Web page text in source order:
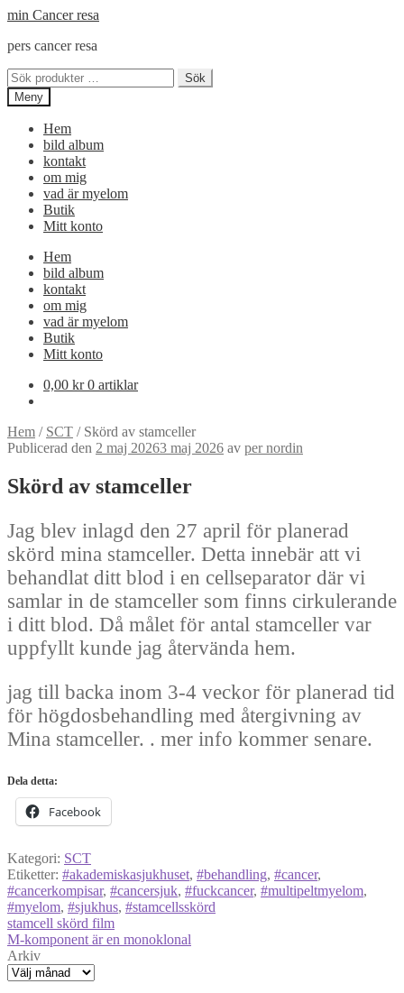
Hoppa
navigering
Hoppa
innehåll
min Cancer resa
pers cancer resa
Sök
efter:
Sök
Meny
Hem
bild album
kontakt
om mig
vad är myelom
Butik
Mitt konto
Hem
bild album
kontakt
om mig
vad är myelom
Butik
Mitt konto
0,00 kr 0 artiklar
Hem / SCT / Skörd av stamceller
Publicerad den 2 maj 20263 maj 2026 av per nordin
Skörd av stamceller
Jag blev inlagd den 27 april för planerad
skörd mina stamceller. Detta innebär att vi
behandlat ditt blod i en cellseparator där vi
samlar in de stamceller som finns cirkulerande
i ditt blod. Då målet för antal stamceller var
uppfyllt kunde jag återvända hem.
jag till backa inom 3-4 veckor för planerad tid
för högdosbehandling med återgivning av
Mina stamceller. . mer info kommer senare.
Dela detta:
Facebook
Kategori: SCT
Etiketter: #akademiskasjukhuset, #behandling, #cancer,
#cancerkompisar, #cancersjuk, #fuckcancer, #multipeltmyelom,
#myelom, #sjukhus, #stamcellsskörd
Inläggsnavigering
Föregående
inlägg:
stamcell skörd film
Nästa
inlägg:
M-komponent är en monoklonal
Arkiv